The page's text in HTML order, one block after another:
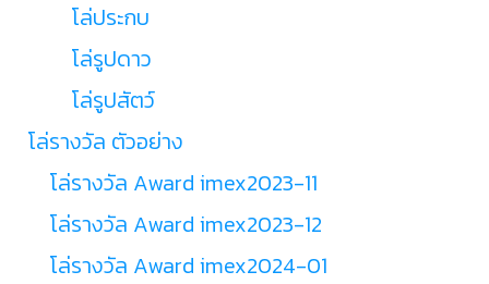
โล่ประกบ
โล่รูปดาว
โล่รูปสัตว์
โล่รางวัล ตัวอย่าง
โล่รางวัล Award imex2023-11
โล่รางวัล Award imex2023-12
โล่รางวัล Award imex2024-01